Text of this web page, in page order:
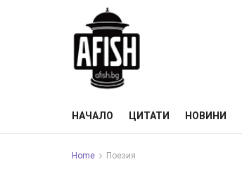
НАЧАЛО ЦИТАТИ НОВИНИ
Home Поезия